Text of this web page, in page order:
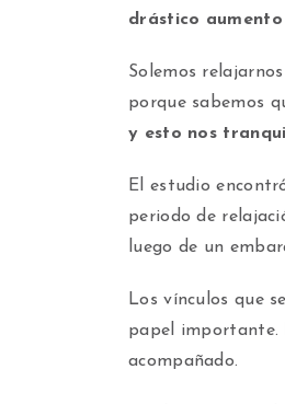
drástico aumento
Solemos
porque sabemos
y esto nos
El estudio
periodo de
luego de un
Los vínculos que
papel importante.
acompañado.